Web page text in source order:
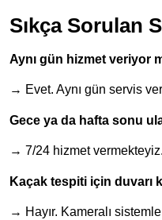
Sıkça Sorulan
Aynı gün hizmet veriyor
→ Evet. Aynı gün servis
Gece ya da hafta sonu
→ 7/24 hizmet vermekteyiz.
Kaçak tespiti için duvarı
→ Hayır. Kameralı